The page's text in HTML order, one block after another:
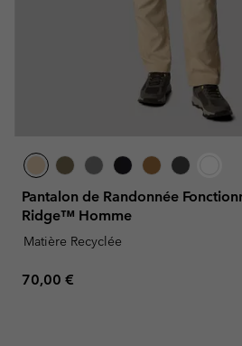
Pantalon de Randonnée
Ridge™ Homme
Matière Recyclée
Regular price:
70,00 €